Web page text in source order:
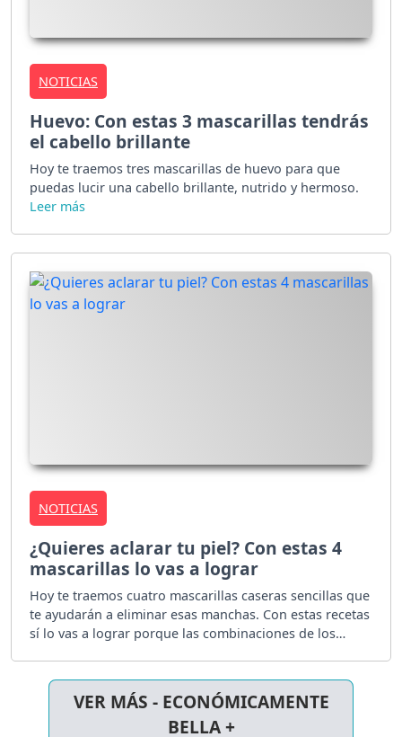
NOTICIAS
Huevo: Con estas 3 mascarillas tendrás
el cabello brillante
Hoy te traemos tres mascarillas de huevo para que
puedas lucir una cabello brillante, nutrido y hermoso.
NOTICIAS
¿Quieres aclarar tu piel? Con estas 4
mascarillas lo vas a lograr
Hoy te traemos cuatro mascarillas caseras sencillas que
te ayudarán a eliminar esas manchas. Con estas recetas
sí lo vas a lograr porque las combinaciones de los
VER MÁS - ECONÓMICAMENTE
BELLA +